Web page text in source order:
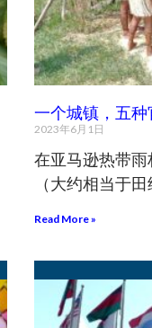
一个城镇，五
2023年6月1日
在亚马逊热带
（大约相当于
Read More »